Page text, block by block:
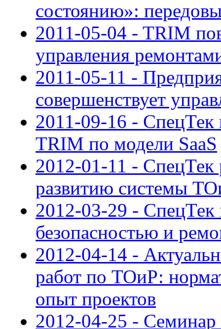
состоянию»:
2011-05-04 - TRIM
управления
2011-05-11 -
совершенствует
2011-09-16 - СпецТек
TRIM по модели SaaS
2012-01-11 - СпецТек
развитию системы
2012-03-29 - СпецТек
безопасностью и
2012-04-14 -
работ по ТОиР:
опыт проектов
2012-04-25 - Cеминар